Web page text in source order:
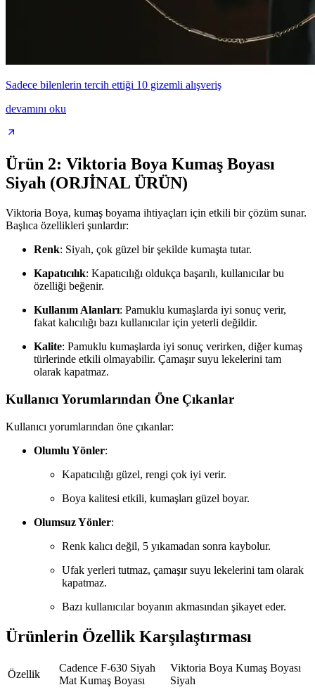
Sadece bilenlerin tercih ettiği 10 gizemli alışveriş
devamını oku
Ürün 2: Viktoria Boya Kumaş Boyası
Siyah (ORJİNAL ÜRÜN)
Viktoria Boya, kumaş boyama ihtiyaçları için etkili bir çözüm sunar.
Başlıca özellikleri şunlardır:
Renk: Siyah, çok güzel bir şekilde kumaşta tutar.
Kapatıcılık: Kapatıcılığı oldukça başarılı, kullanıcılar bu
özelliği beğenir.
Kullanım Alanları: Pamuklu kumaşlarda iyi sonuç verir,
fakat kalıcılığı bazı kullanıcılar için yeterli değildir.
Kalite: Pamuklu kumaşlarda iyi sonuç verirken, diğer kumaş
türlerinde etkili olmayabilir. Çamaşır suyu lekelerini tam
olarak kapatmaz.
Kullanıcı Yorumlarından Öne Çıkanlar
Kullanıcı yorumlarından öne çıkanlar:
Olumlu Yönler:
Kapatıcılığı güzel, rengi çok iyi verir.
Boya kalitesi etkili, kumaşları güzel boyar.
Olumsuz Yönler:
Renk kalıcı değil, 5 yıkamadan sonra kaybolur.
Ufak yerleri tutmaz, çamaşır suyu lekelerini tam olarak
kapatmaz.
Bazı kullanıcılar boyanın akmasından şikayet eder.
Ürünlerin Özellik Karşılaştırması
Özellik
Cadence F-630 Siyah
Mat Kumaş Boyası
Viktoria Boya Kumaş Boyası
Siyah